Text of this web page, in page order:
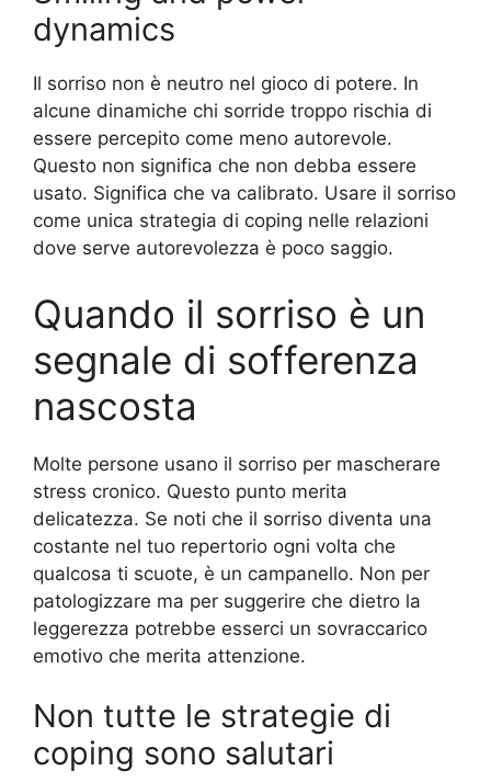
dynamics
Il sorriso non è neutro nel gioco di potere. In
alcune dinamiche chi sorride troppo rischia di
essere percepito come meno autorevole.
Questo non significa che non debba essere
usato. Significa che va calibrato. Usare il sorriso
come unica strategia di coping nelle relazioni
dove serve autorevolezza è poco saggio.
Quando il sorriso è un
segnale di sofferenza
nascosta
Molte persone usano il sorriso per mascherare
stress cronico. Questo punto merita
delicatezza. Se noti che il sorriso diventa una
costante nel tuo repertorio ogni volta che
qualcosa ti scuote, è un campanello. Non per
patologizzare ma per suggerire che dietro la
leggerezza potrebbe esserci un sovraccarico
emotivo che merita attenzione.
Non tutte le strategie di
coping sono salutari